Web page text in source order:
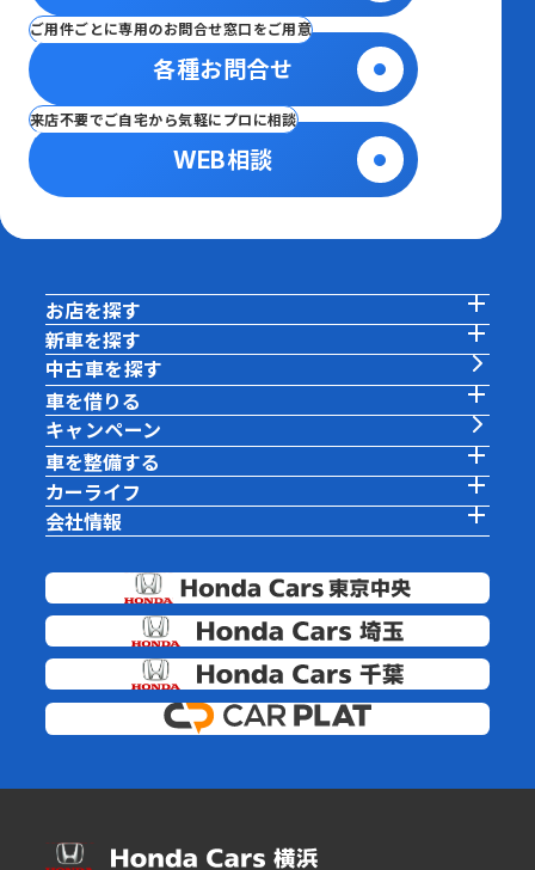
ご用件ごとに専用のお問合せ窓口をご用意
各種お問合せ
来店不要でご自宅から気軽にプロに相談
WEB相談
お店を探す
新車を探す
中古車を探す
車を借りる
キャンペーン
車を整備する
カーライフ
会社情報